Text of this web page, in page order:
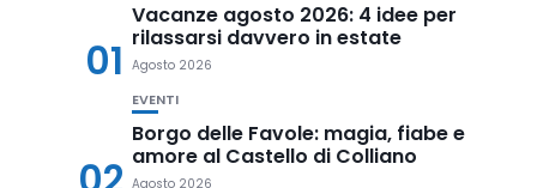
01
Vacanze agosto 2026: 4 idee per
rilassarsi davvero in estate
Agosto 2026
EVENTI
Borgo delle Favole: magia, fiabe e
amore al Castello di Colliano
Agosto 2026